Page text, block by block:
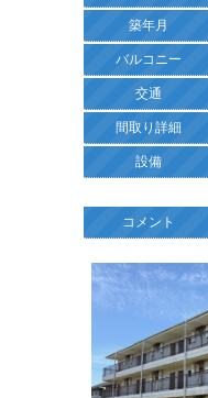
築年月
バルコニー
交通
間取り詳細
設備
コメント